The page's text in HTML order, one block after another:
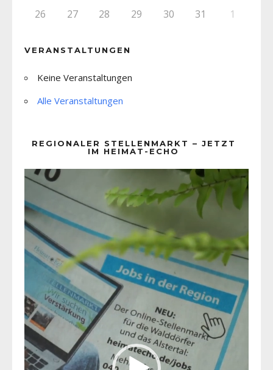
26 27 28 29 30 31 1
VERANSTALTUNGEN
Keine Veranstaltungen
Alle Veranstaltungen
REGIONALER STELLENMARKT – JETZT
IM HEIMAT-ECHO
Player